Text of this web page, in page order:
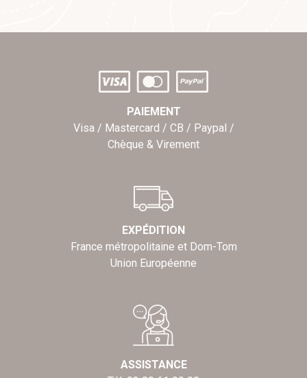
PAIEMENT
Visa / Mastercard / CB / Paypal /
Chèque & Virement
EXPÉDITION
France métropolitaine et Dom-Tom
Union Européenne
ASSISTANCE